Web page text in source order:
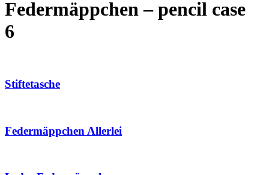
Federmäppchen – pencil case
6
Stiftetasche
Federmäppchen Allerlei